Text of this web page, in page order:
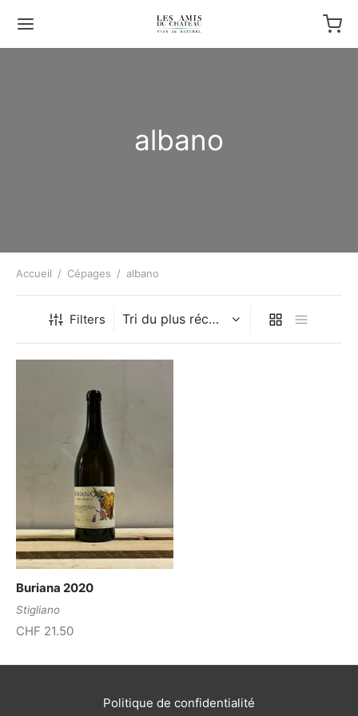
albano
Accueil / Cépages / albano
Filters
Buriana 2020
Stigliano
CHF 21.50
Politique de confidentialité